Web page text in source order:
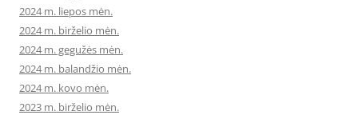
2024 m. liepos mėn.
2024 m. birželio mėn.
2024 m. gegužės mėn.
2024 m. balandžio mėn.
2024 m. kovo mėn.
2023 m. birželio mėn.